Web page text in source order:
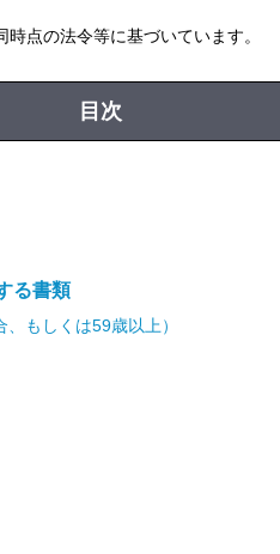
点の法令等に基づいています。
目次
る書類
もしくは59歳以上）